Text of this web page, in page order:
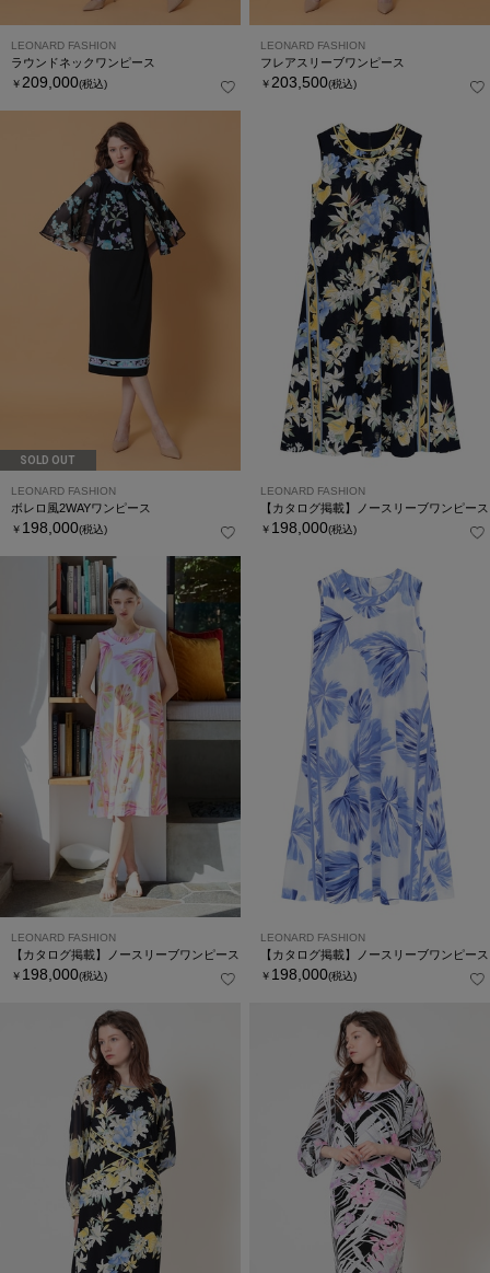
LEONARD FASHION
ラウンドネックワンピース
￥ 209,000(税込)
LEONARD FASHION
フレアスリーブワンピース
￥ 203,500(税込)
SOLD OUT
LEONARD FASHION
ボレロ風2WAYワンピース
￥ 198,000(税込)
LEONARD FASHION
【カタログ掲載】ノースリーブワンピース
￥ 198,000(税込)
LEONARD FASHION
【カタログ掲載】ノースリーブワンピース
￥ 198,000(税込)
LEONARD FASHION
【カタログ掲載】ノースリーブワンピース
￥ 198,000(税込)